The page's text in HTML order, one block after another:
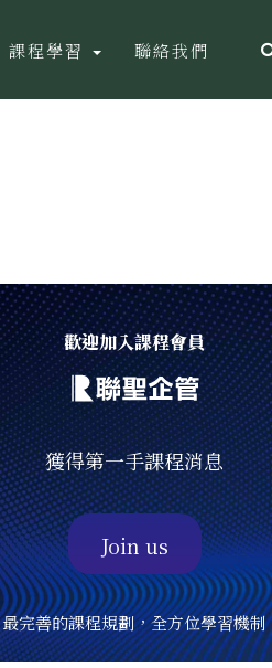
課程學習 聯絡我們
歡迎加入課程會員
獲得第一手課程消息
Join us
最完善的課程規劃，全方位學習機制